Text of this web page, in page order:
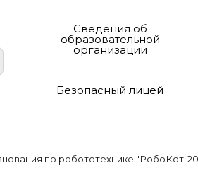
Сведения об
образовательной
организации
Безопасный лицей
по робототехнике "РобоКот-